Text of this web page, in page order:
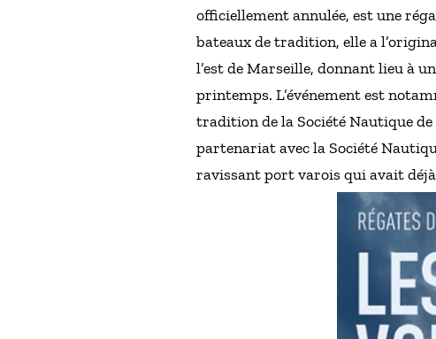
officiellement annulée, est une
bateaux de tradition, elle a
l’est de Marseille, donnant lieu à
printemps. L’événement est
tradition de la Société Nautique
partenariat avec la Société
ravissant port varois qui avait